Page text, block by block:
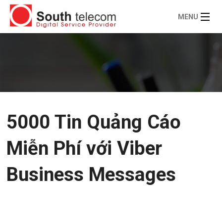
MENU
5000 Tin Quảng Cáo
Miễn Phí với Viber
Business Messages